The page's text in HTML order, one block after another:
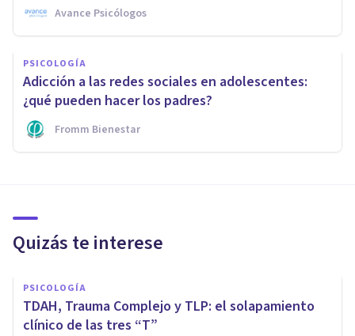
Avance Psicólogos
PSICOLOGÍA
Adicción a las redes sociales en adolescentes:
¿qué pueden hacer los padres?
Fromm Bienestar
Quizás te interese
PSICOLOGÍA
TDAH, Trauma Complejo y TLP: el solapamiento
clínico de las tres “T”